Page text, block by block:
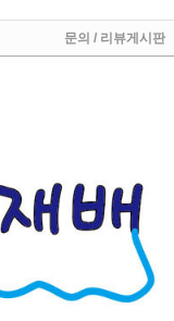
문의 / 리뷰게시판